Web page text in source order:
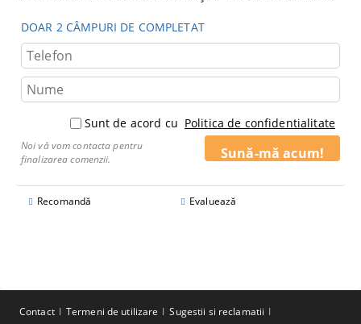
DOAR 2 CÂMPURI DE COMPLETAT
Sunt de acord cu Politica de confidentialitate
Noi vă vom contacta pentru
finalizarea comenzii.
Recomandă Evaluează
Contact Termeni de utilizare
Sugestii si reclamatii